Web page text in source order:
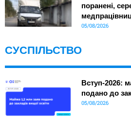
поранені,
05/08/2026
СУСПІЛЬСТВО
Вступ-2026:
подано до
05/08/2026